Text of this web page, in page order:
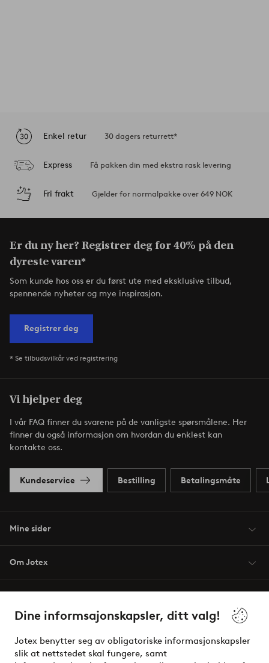
Dine informsajonskapsler, ditt valg!
Jotex benytter seg av obligatoriske informasjonskapsler
slik at nettstedet skal fungere, samt
Enkel retur 30 dagers returrett*
Express Få pakken din med ekstra rask levering
Fri frakt Gjelder for normalpakke over 649 NOK
Er du ny her? Registrer deg for 40% på den
dyreste varen*
Som kunde hos oss er du først ute med eksklusive tilbud,
spennende nyheter og mye inspirasjon.
Registrer deg
* Se tilbudsvilkår ved registrering
Vi hjelper deg
I vår FAQ finner du svarene på de vanligste spørsmålene. Her
finner du også informasjon om hvordan du enklest kan
kontakte oss.
Kundeservice Bestilling Betalingsmåte
Mine sider
Om Jotex